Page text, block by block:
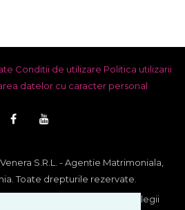
Conditii de utilizare Politica utilizarii
datelor cu caracter personal
S.R.L. - Agentie Matrimoniala,
Toate drepturile rezervate.
acest site se afla sub incidenta legii